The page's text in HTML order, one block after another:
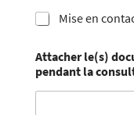
Mise en
Attacher le(s)
pendant la